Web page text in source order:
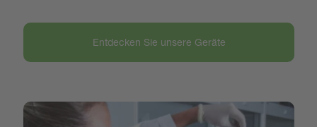
Entdecken Sie unsere Geräte